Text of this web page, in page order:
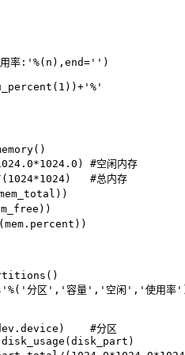
率:'%(n),end='')
#空闲内存
#总内存
分区','容量','空闲','使用
#分区